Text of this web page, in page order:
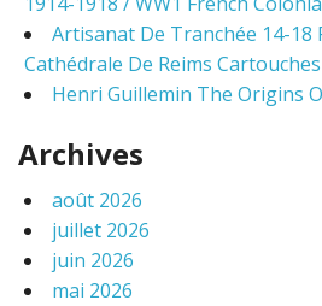
Artisanat De Tranchée 14-18
Cathédrale De Reims Cartouches
Henri Guillemin The Origins
Archives
août 2026
juillet 2026
juin 2026
mai 2026